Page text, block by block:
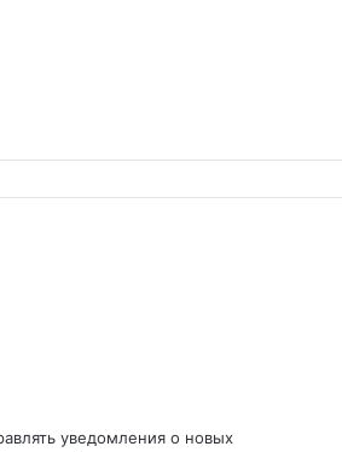
уведомления о новых